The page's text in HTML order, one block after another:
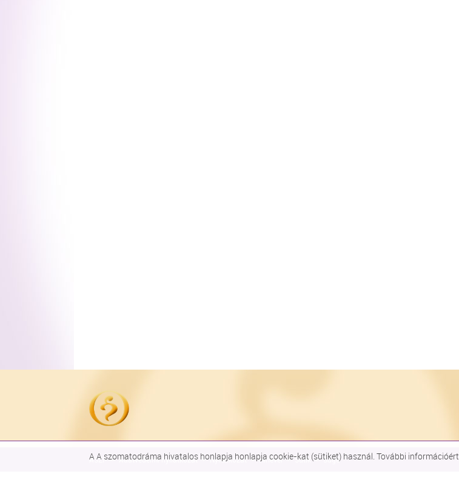
ÁSZF Adatvédelmi nyilatkozat Nyilatkozat Hírlevél Sütik Súgó
A A szomatodráma hivatalos honlapja honlapja cookie-kat (sütiket) használ. További információért